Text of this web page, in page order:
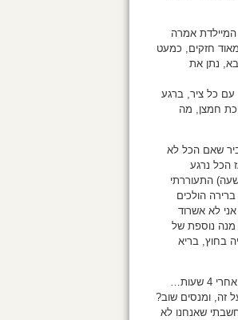
המיילדת אמרה
חזקים, כמעט
נתן את
עם כל ציר, ברגע
חמצן, מה
שאם הכל לא
הכל נרגע
התעוררתי
הולכים
לא אשרוד
מנה נוספת של
שלי היה בחוץ, בריא
זה, ומנסים שוב?
שאנחנו לא